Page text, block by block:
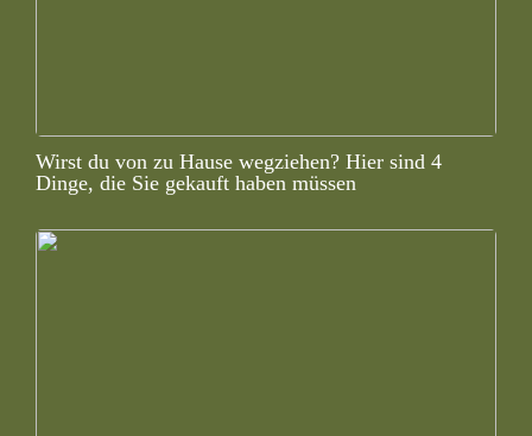
Wirst du von zu Hause wegziehen? Hier sind 4
Dinge, die Sie gekauft haben müssen